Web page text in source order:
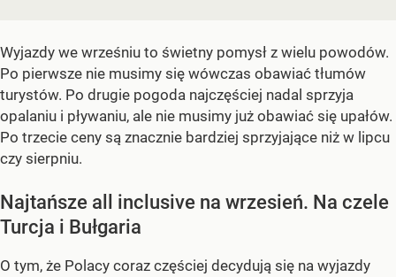
Wyjazdy we wrześniu to świetny pomysł z wielu powodów.
Po pierwsze nie musimy się wówczas obawiać tłumów
turystów. Po drugie pogoda najczęściej nadal sprzyja
opalaniu i pływaniu, ale nie musimy już obawiać się upałów.
Po trzecie ceny są znacznie bardziej sprzyjające niż w lipcu
czy sierpniu.
Najtańsze all inclusive na wrzesień. Na czele
Turcja i Bułgaria
O tym, że Polacy coraz częściej decydują się na wyjazdy